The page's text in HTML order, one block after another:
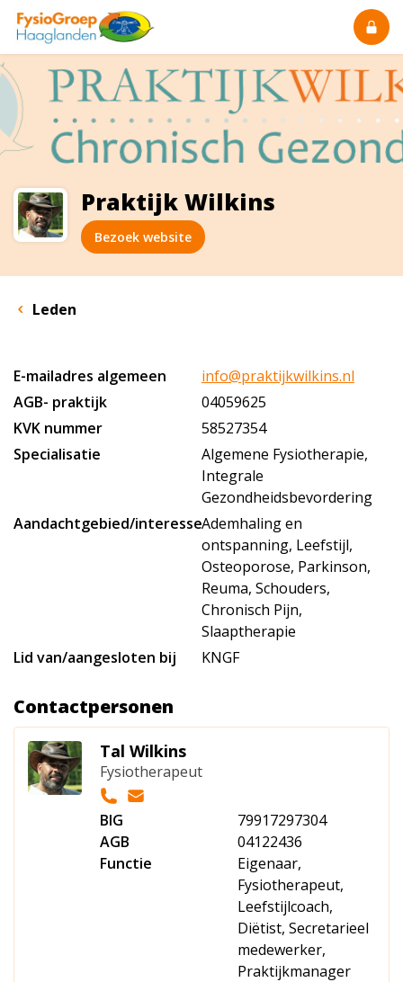
Praktijk Wilkins
Bezoek website
Leden
E-mailadres algemeen
info@praktijkwilkins.nl
AGB- praktijk
04059625
KVK nummer
58527354
Specialisatie
Algemene Fysiotherapie,
Integrale
Gezondheidsbevordering
Aandachtgebied/interesseAdemhaling en
ontspanning, Leefstijl,
Osteoporose, Parkinson,
Reuma, Schouders,
Chronisch Pijn,
Slaaptherapie
Lid van/aangesloten bij
KNGF
Contactpersonen
Tal Wilkins
Fysiotherapeut
BIG
79917297304
AGB
04122436
Functie
Eigenaar,
Fysiotherapeut,
Leefstijlcoach,
Diëtist, Secretarieel
medewerker,
Praktijkmanager